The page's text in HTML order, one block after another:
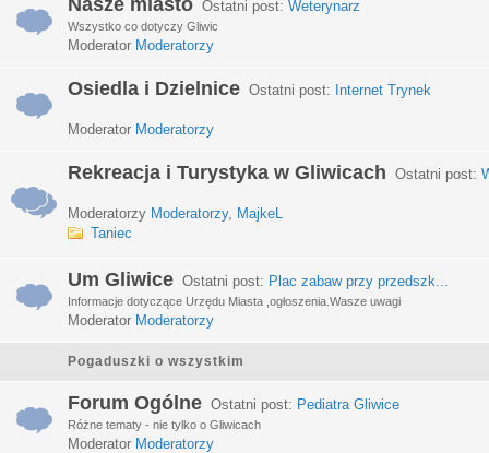
Nasze miasto Ostatni post: Weterynarz
Wszystko co dotyczy Gliwic
Moderator Moderatorzy
Osiedla i Dzielnice Ostatni post: Internet Trynek
Moderator Moderatorzy
Rekreacja i Turystyka w Gliwicach Ostatni post:
Moderatorzy Moderatorzy, MajkeL
Taniec
Um Gliwice Ostatni post: Plac zabaw przy przedszk...
Informacje dotyczące Urzędu Miasta ,ogłoszenia.Wasze uwagi
Moderator Moderatorzy
Pogaduszki o wszystkim
Forum Ogólne Ostatni post: Pediatra Gliwice
Różne tematy - nie tylko o Gliwicach
Moderator Moderatorzy